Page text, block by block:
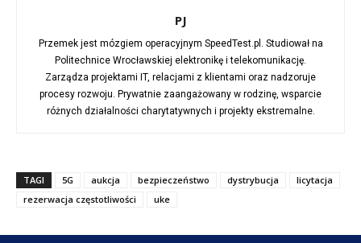
PJ
Przemek jest mózgiem operacyjnym SpeedTest.pl. Studiował na
Politechnice Wrocławskiej elektronikę i telekomunikację.
Zarządza projektami IT, relacjami z klientami oraz nadzoruje
procesy rozwoju. Prywatnie zaangażowany w rodzinę, wsparcie
różnych działalności charytatywnych i projekty ekstremalne.
TAGI 5G aukcja bezpieczeństwo dystrybucja
licytacja
rezerwacja częstotliwości
uke